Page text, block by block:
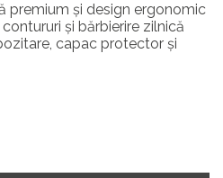
premium și design ergonomic
și bărbierire zilnică
capac protector și